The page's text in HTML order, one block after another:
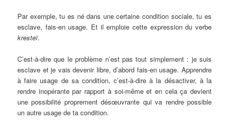
Par exemple, tu es né dans une certaine condition sociale, tu es
esclave, fais-en usage. Et il emploie cette expression du verbe
kresteï.
C’est-à-dire que le problème n’est pas tout simplement : je suis
esclave et je vais devenir libre, d’abord fais-en usage. Apprendre
à faire usage de sa condition, c’est-à-dire à la désactiver, à la
rendre inopérante par rapport à soi-même et en cela ça devient
une possibilité proprement désœuvrante qui va rendre possible
un autre usage de ta condition.